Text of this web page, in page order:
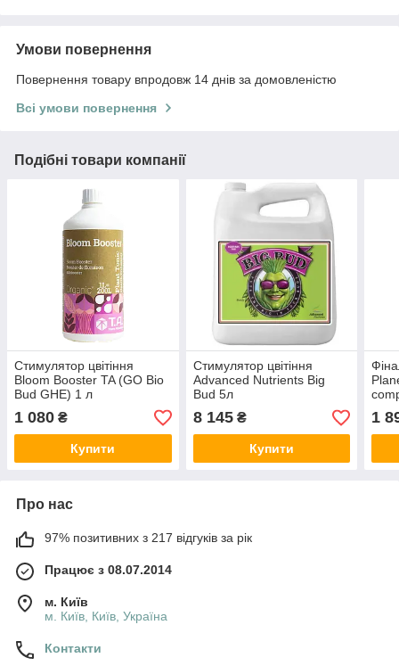
Умови повернення
Повернення товару впродовж 14 днів за домовленістю
Всі умови повернення
Подібні товари компанії
Стимулятор цвітіння
Bloom Booster TA (GO Bio
Bud GHE) 1 л
1 080 ₴
Купити
Cтимулятор цвітіння
Advanced Nutrients Big
Bud 5л
8 145₴
Купити
1
Про нас
97% позитивних з 217 відгуків за рік
Працює з 08.07.2014
м. Київ
м. Київ, Київ, Україна
Контакти